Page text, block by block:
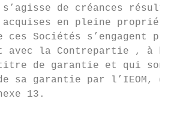
de créances
en pleine propriété
ces Sociétés s’engagent
avec la Contrepartie , à
de garantie et qui sont
sa garantie par l’IEOM,
13.